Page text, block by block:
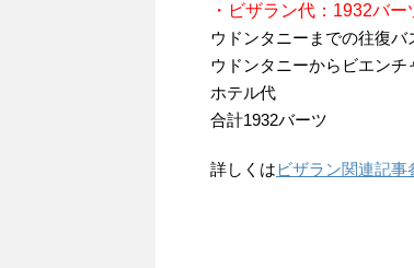
・ビザラン代：1932バー
ウドンタニーまでの往復バ
ウドンタニーからビエン
ホテル代
合計1932バーツ
詳しくは ビザラン関連記事